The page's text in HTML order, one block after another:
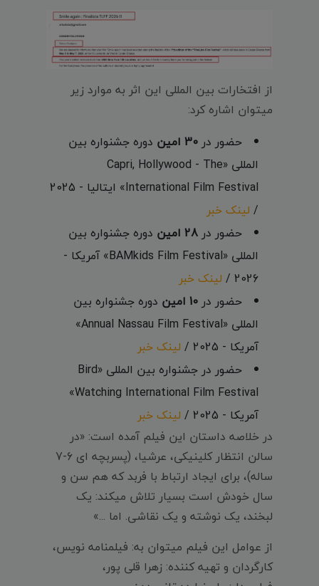
از افتخارات بین المللی این اثر به موارد زیر
میتوان اشاره کرد:
حضور در 30 امین
دوره جشنواره بین
المللی «Capri, Hollywood - The
International Film Festival» ایتالیا - 2025
/ لینک خبر
حضور در 28 امین
دوره جشنواره بین
المللی «BAMkids Film Festival» آمریکا -
2026 /
لینک خبر
حضور در 10 امین
دوره جشنواره بین
المللی «Annual Nassau Film Festival»
آمریکا - 2025 /
لینک خبر
حضور در جشنواره بین المللی «Bird
Watching International Film Festival»
آمریکا - 2025 /
لینک خبر
در خلاصه داستان این فیلم آمده است: «در
سالن انتظار کلینیکی، عرشیا، (پسربچه ای 6-7
ساله)، برای ایجاد ارتباط با فربد که هم سن و
سال خودش است بسیار تلاش میکند: یک
لبخند، یک نوشته و یک نقاشی. اما ...»
از عوامل این فیلم میتوان به: فیلمنامه نویس،
کارگردان و تهیه کننده: زهرا قلی پور،